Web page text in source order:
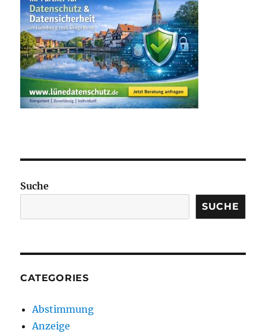
Suche
SUCHE
CATEGORIES
Abstimmung
Anzeige